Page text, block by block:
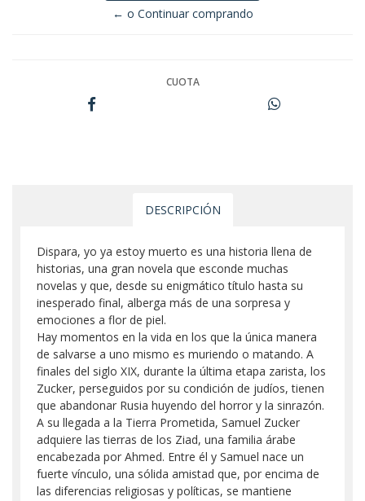
← o Continuar comprando
CUOTA
DESCRIPCIÓN
Dispara, yo ya estoy muerto es una historia llena de
historias, una gran novela que esconde muchas
novelas y que, desde su enigmático título hasta su
inesperado final, alberga más de una sorpresa y
emociones a flor de piel.
Hay momentos en la vida en los que la única manera
de salvarse a uno mismo es muriendo o matando. A
finales del siglo XIX, durante la última etapa zarista, los
Zucker, perseguidos por su condición de judíos, tienen
que abandonar Rusia huyendo del horror y la sinrazón.
A su llegada a la Tierra Prometida, Samuel Zucker
adquiere las tierras de los Ziad, una familia árabe
encabezada por Ahmed. Entre él y Samuel nace un
fuerte vínculo, una sólida amistad que, por encima de
las diferencias religiosas y políticas, se mantiene